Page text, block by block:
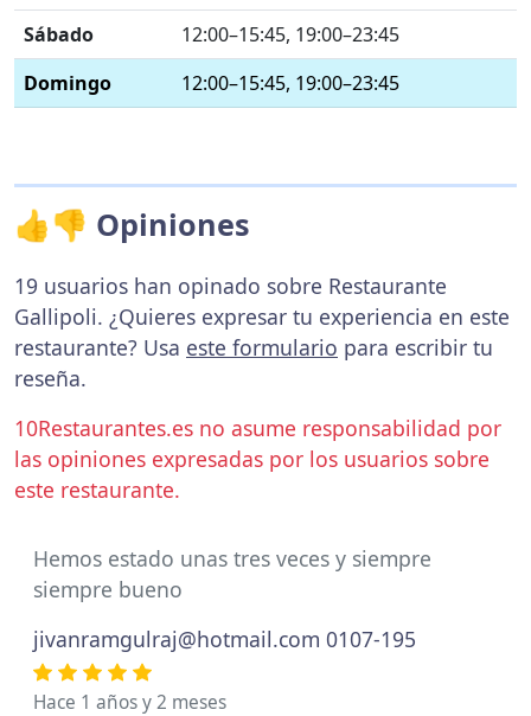
Sábado
12:00–15:45, 19:00–23:45
Domingo
12:00–15:45, 19:00–23:45
👍👎 Opiniones
19 usuarios han opinado sobre Restaurante
Gallipoli. ¿Quieres expresar tu experiencia en este
restaurante? Usa este formulario para escribir tu
reseña.
10Restaurantes.es no asume responsabilidad por
las opiniones expresadas por los usuarios sobre
este restaurante.
Hemos estado unas tres veces y siempre
siempre bueno
jivanramgulraj@hotmail.com 0107-195
Hace 1 años y 2 meses